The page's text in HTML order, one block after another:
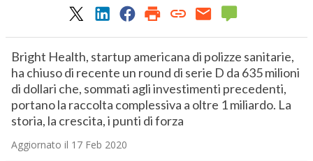
Bright Health, startup americana di polizze sanitarie,
ha chiuso di recente un round di serie D da 635 milioni
di dollari che, sommati agli investimenti precedenti,
portano la raccolta complessiva a oltre 1 miliardo. La
storia, la crescita, i punti di forza
Aggiornato il 17 Feb 2020